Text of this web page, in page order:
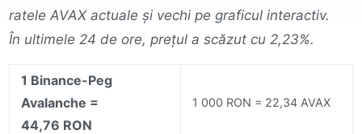
ratele AVAX actuale și vechi pe graficul interactiv.
În ultimele 24 de ore, prețul a scăzut cu 2,23%.
1 Binance-Peg
Avalanche =
44,76 RON
1 000 RON = 22,34 AVAX